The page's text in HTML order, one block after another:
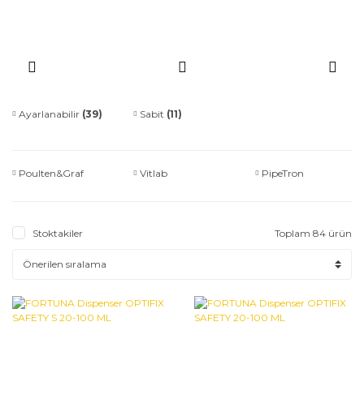
Ayarlanabilir (39) Sabit (11)
Poulten&Graf Vitlab PipeTron
Stoktakiler Toplam 84 ürün